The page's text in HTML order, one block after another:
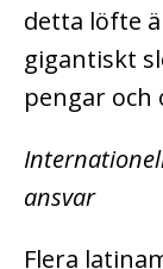
detta löfte
gigantiskt
pengar och
ansvar
Flera